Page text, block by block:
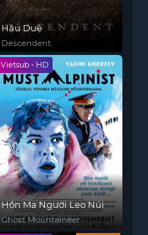
Hậu Duệ
Descendent
Vietsub - HD
Hồn Ma Người Leo Núi
Ghost Mountaineer